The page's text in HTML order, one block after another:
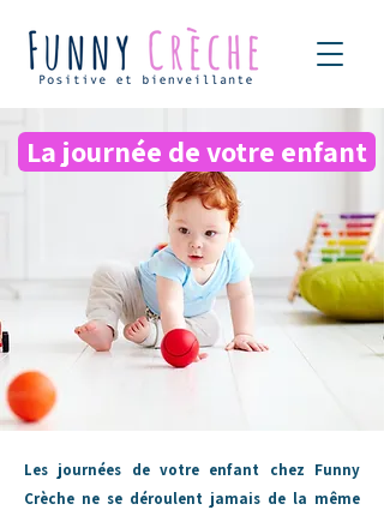
La journée de votre enfant
Les journées de votre enfant chez Funny
Crèche ne se déroulent jamais de la même